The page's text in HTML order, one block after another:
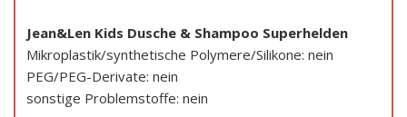
Jean&Len Kids Dusche & Shampoo Superhelden
Mikroplastik/synthetische Polymere/Silikone: nein
PEG/PEG-Derivate: nein
sonstige Problemstoffe: nein